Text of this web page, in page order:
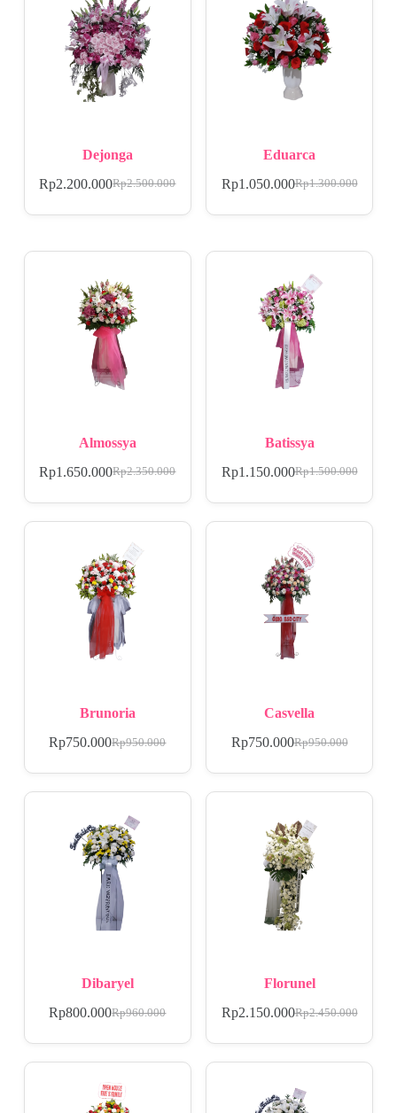
Dejonga
Rp2.500.000
Rp2.200.000
Eduarca
Rp1.300.000
Rp1.050.000
Almossya
Rp2.350.000
Rp1.650.000
Batissya
Rp1.500.000
Rp1.150.000
Brunoria
Rp950.000
Rp750.000
Casvella
Rp950.000
Rp750.000
Dibaryel
Rp960.000
Rp800.000
Florunel
Rp2.450.000
Rp2.150.000